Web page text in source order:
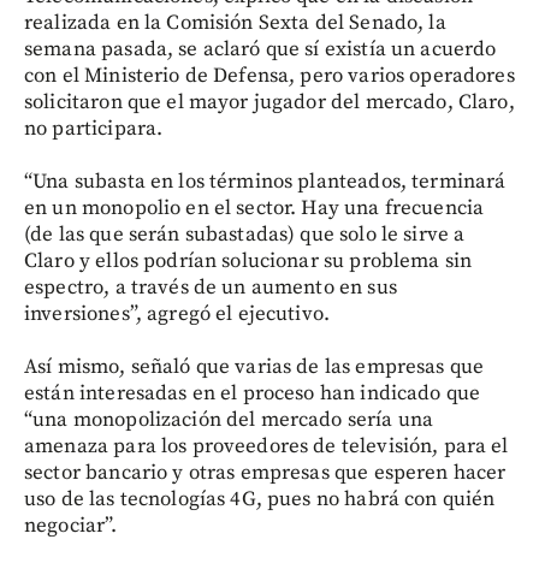
realizada en la Comisión Sexta del Senado, la
semana pasada, se aclaró que sí existía un acuerdo
con el Ministerio de Defensa, pero varios operadores
solicitaron que el mayor jugador del mercado, Claro,
no participara.
“Una subasta en los términos planteados, terminará
en un monopolio en el sector. Hay una frecuencia
(de las que serán subastadas) que solo le sirve a
Claro y ellos podrían solucionar su problema sin
espectro, a través de un aumento en sus
inversiones”, agregó el ejecutivo.
Así mismo, señaló que varias de las empresas que
están interesadas en el proceso han indicado que
“una monopolización del mercado sería una
amenaza para los proveedores de televisión, para el
sector bancario y otras empresas que esperen hacer
uso de las tecnologías 4G, pues no habrá con quién
negociar”.